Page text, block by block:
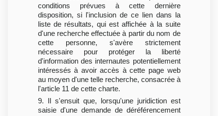
conditions prévues à cette dernière
disposition, si l'inclusion de ce lien dans la
liste de résultats, qui est affichée à la suite
d'une recherche effectuée à partir du nom de
cette personne, s'avère strictement
nécessaire pour protéger la liberté
d'information des internautes potentiellement
intéressés à avoir accès à cette page web
au moyen d'une telle recherche, consacrée à
l'article 11 de cette charte.
9. Il s'ensuit que, lorsqu'une juridiction est
saisie d'une demande de déréférencement